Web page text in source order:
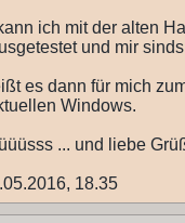
ich mit der alten
und mir
es dann für mich
Windows.
... und liebe
18.35